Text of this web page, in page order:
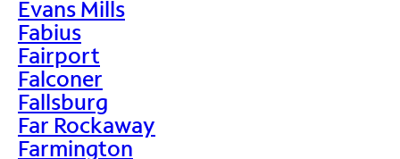
Evans Mills
Fabius
Fairport
Falconer
Fallsburg
Far Rockaway
Farmington